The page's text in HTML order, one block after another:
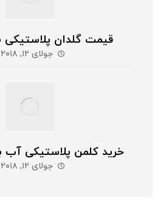
قیمت گلدان پلاستیکی
جولای ۱۲, ۲۰۱۸
خرید کلمن پلاستیکی آب
جولای ۱۲, ۲۰۱۸